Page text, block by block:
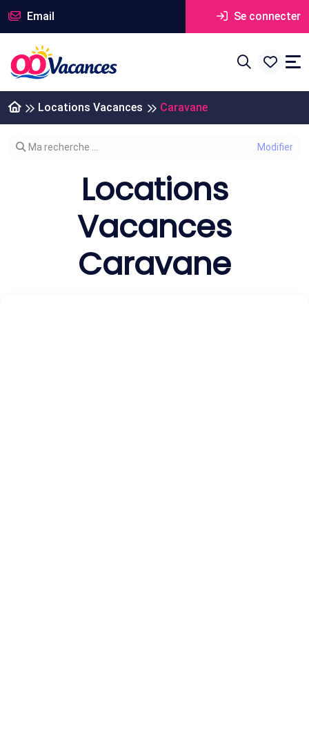
Email Se connecter
Locations Vacances Caravane
Modifier votre recherche
Ma recherche ...
Locations
Vacances
Caravane